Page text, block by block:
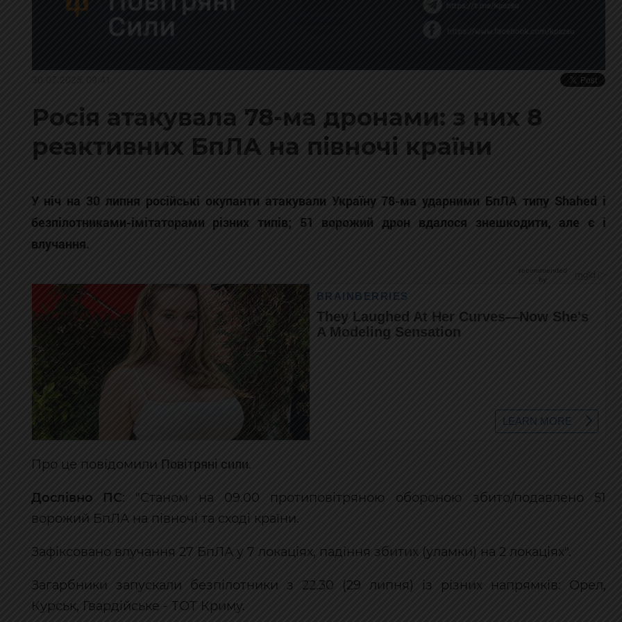
Росія атакувала 78-ма дронами: з них 8
реактивних БпЛА на півночі країни
У ніч на 30 липня російські окупанти атакували Україну 78-ма ударними БпЛА типу Shahed і
безпілотниками-імітаторами різних типів; 51 ворожий дрон вдалося знешкодити, але є і
влучання.
Про це повідомили Повітряні сили.
Дослівно ПС: "Станом на 09.00 протиповітряною обороною збито/подавлено 51
ворожий БпЛА на півночі та сході країни.
Зафіксовано влучання 27 БпЛА у 7 локаціях, падіння збитих (уламки) на 2 локаціях".
Загарбники запускали безпілотники з 22.30 (29 липня) із різних напрямків: Орел,
Курськ, Гвардійське - ТОТ Криму.